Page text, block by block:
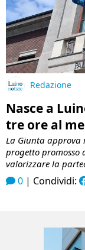
Redazione
Nasce a
tre ore al
La Giunta
progetto promosso
valorizzare la
0 | Condividi: